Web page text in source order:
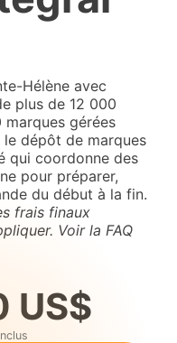
Hélène avec
plus de 12 000
gérées
dépôt de marques
qui coordonne des
pour préparer,
du début à la fin.
frais finaux
Voir la FAQ
US$